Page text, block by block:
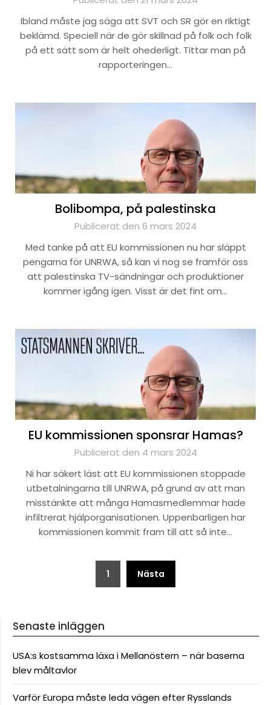
Ibland måste jag säga att SVT och SR gör en riktigt
beklämd. Speciell när de gör skillnad på folk och folk
på ett sätt som är helt ohederligt. Tittar man på
rapporteringen…
Bolibompa, på palestinska
Publicerat den 6 mars 2024
Med tanke på att EU kommissionen nu har släppt
pengarna för UNRWA, så kan vi nog se framför oss
att palestinska TV-sändningar och produktioner
kommer igång igen. Visst är det fint om…
EU kommissionen sponsrar Hamas?
Publicerat den 4 mars 2024
Ni har säkert läst att EU kommissionen stoppade
utbetalningarna till UNRWA, på grund av att man
misstänkte att många Hamasmedlemmar hade
infiltrerat hjälporganisationen. Uppenbarligen har
kommissionen kommit fram till att så inte…
Sidnumrering
1 Nästa
Senaste inläggen
USA:s kostsamma läxa i Mellanöstern – när baserna
blev måltavlor
Varför Europa måste leda vägen efter Rysslands